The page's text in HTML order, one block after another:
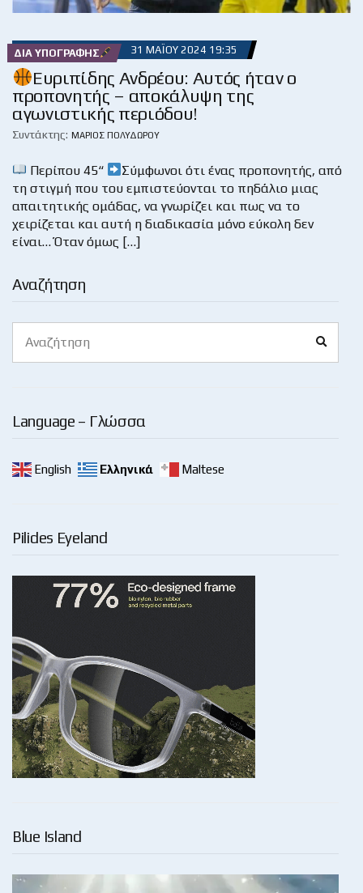
Αναζήτηση
for:
Language – Γλώσσα
English Ελληνικά Maltese
Pilides Eyeland
Blue Island
ΔΙΑ ΥΠΟΓΡΑΦΉΣ 31 ΜΑΪ́ΟΥ 2024 19:35
Ευριπίδης Ανδρέου: Αυτός ήταν ο
προπονητής – αποκάλυψη της
αγωνιστικής περιόδου!
Συντάκτης: ΜΆΡΙΟΣ ΠΟΛΥΔΏΡΟΥ
Περίπου 45“
Σύμφωνοι ότι ένας προπονητής, από
τη στιγμή που του εμπιστεύονται το πηδάλιο μιας
απαιτητικής ομάδας, να γνωρίζει και πως να το
χειρίζεται και αυτή η διαδικασία μόνο εύκολη δεν
είναι… Όταν όμως […]